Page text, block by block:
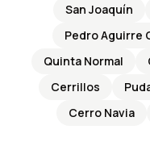
San Joaquín
Pedro Aguirre
Quinta Normal
Cerrillos
Cerro Navia